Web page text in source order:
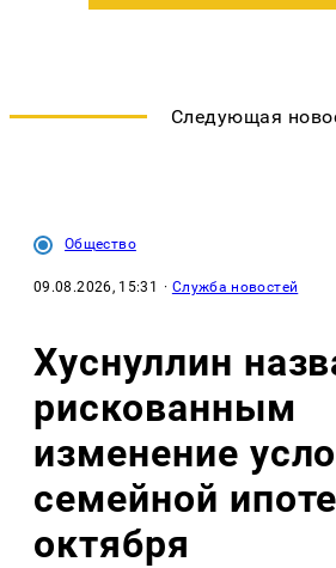
Следующая
Общество
09.08.2026, 15:31 · Служба новостей
Хуснуллин
рискованным
изменение
семейной
октября